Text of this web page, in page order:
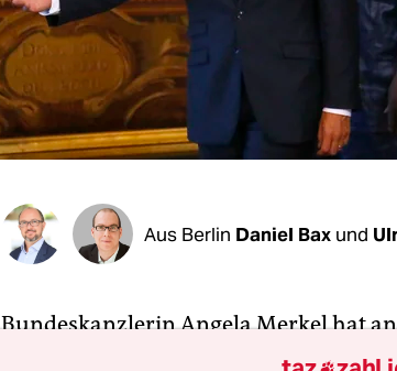
Aus Berlin Daniel Bax und
Bundeskanzlerin Angela Merkel hat
Einwanderungswege aus Afrika nach
